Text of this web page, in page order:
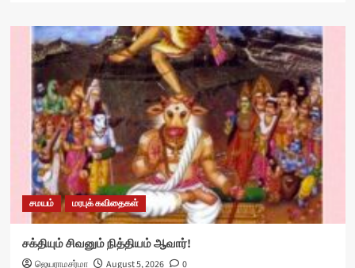
சமயம் மரபுக் கவிதைகள்
சக்தியும் சிவனும் நித்தியம் ஆவார்!
ஜெயராமசர்மா August 5, 2026 0